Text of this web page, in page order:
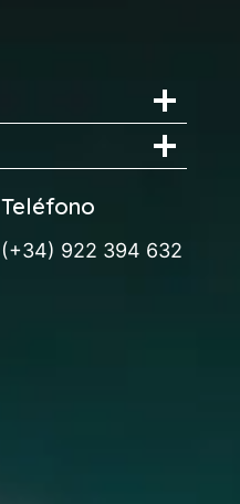
Teléfono
(+34) 922 394 632